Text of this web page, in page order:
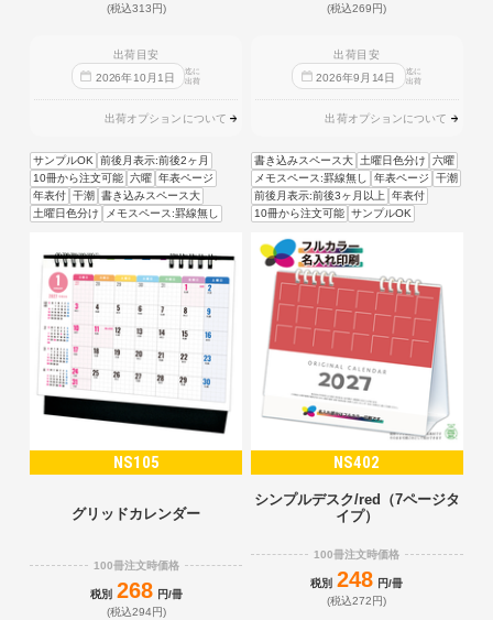
(税込313円)
出荷目安
2026年10 月 1 日
迄に
出荷
出荷オプションについて
サンプルOK
前後月表示:前後2ヶ月
10冊から注文可能 六曜 年表ページ
年表付 干潮 書き込みスペース大
土曜日色分け
メモスペース:罫線無し
(税込269円)
出荷目安
2026年9 月 14日
迄に
出荷
出荷オプションについて
書き込みスペース大 土曜日色分け
六曜
メモスペース:罫線無し
年表ページ
干潮
前後月表示:前後3ヶ月以上
年表付
10冊から注文可能 サンプルOK
NS105
グリッドカレンダー
100冊注文時価格
税別 268 円/冊
(税込294円)
NS402
シンプルデスク/red（7ページタ
イプ）
100冊注文時価格
税別 248 円/冊
(税込272円)